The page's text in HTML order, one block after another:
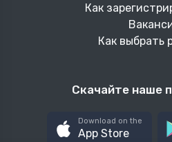
Как
Как выбрать
Скачайте наше
Download on the
App Store